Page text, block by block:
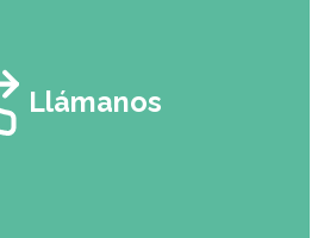
Llámanos